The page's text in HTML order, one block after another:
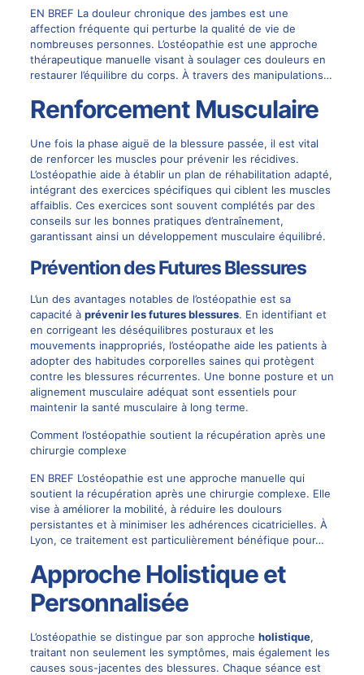
EN BREF La douleur chronique des jambes est une
affection fréquente qui perturbe la qualité de vie de
nombreuses personnes. L’ostéopathie est une approche
thérapeutique manuelle visant à soulager ces douleurs en
restaurer l’équilibre du corps. À travers des manipulations…
Renforcement Musculaire
Une fois la phase aiguë de la blessure passée, il est vital
de renforcer les muscles pour prévenir les récidives.
L’ostéopathie aide à établir un plan de réhabilitation adapté,
intégrant des exercices spécifiques qui ciblent les muscles
affaiblis. Ces exercices sont souvent complétés par des
conseils sur les bonnes pratiques d’entraînement,
garantissant ainsi un développement musculaire équilibré.
Prévention des Futures Blessures
L’un des avantages notables de l’ostéopathie est sa
capacité à prévenir les futures blessures. En identifiant et
en corrigeant les déséquilibres posturaux et les
mouvements inappropriés, l’ostéopathe aide les patients à
adopter des habitudes corporelles saines qui protègent
contre les blessures récurrentes. Une bonne posture et un
alignement musculaire adéquat sont essentiels pour
maintenir la santé musculaire à long terme.
Comment l’ostéopathie soutient la récupération après une
chirurgie complexe
EN BREF L’ostéopathie est une approche manuelle qui
soutient la récupération après une chirurgie complexe. Elle
vise à améliorer la mobilité, à réduire les doulours
persistantes et à minimiser les adhérences cicatricielles. À
Lyon, ce traitement est particulièrement bénéfique pour…
Approche Holistique et
Personnalisée
L’ostéopathie se distingue par son approche holistique,
traitant non seulement les symptômes, mais également les
causes sous-jacentes des blessures. Chaque séance est